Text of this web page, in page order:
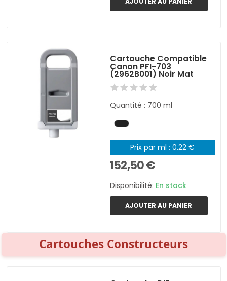
Cartouche Compatible
Canon PFI-703
(2962B001) Noir Mat
Quantité : 700 ml
Prix par ml : 0.22 €
152,50 €
Disponibilité: En stock
AJOUTER AU PANIER
Cartouches Constructeurs